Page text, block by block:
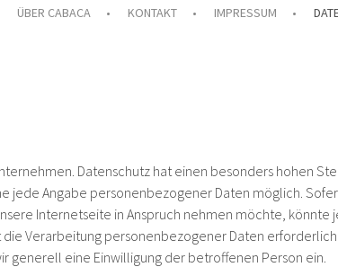
ÜBER CABACA KONTAKT IMPRESSUM
Datenschutz hat einen besonders hohen
jede Angabe personenbezogener Daten möglich.
Internetseite in Anspruch nehmen möchte, könnte
Verarbeitung personenbezogener Daten
generell eine Einwilligung der betroffenen Person ein.